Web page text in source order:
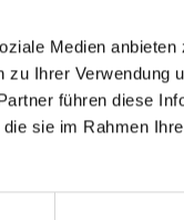
Medien anbieten
zu Ihrer Verwendung
führen diese
sie im Rahmen
Contact